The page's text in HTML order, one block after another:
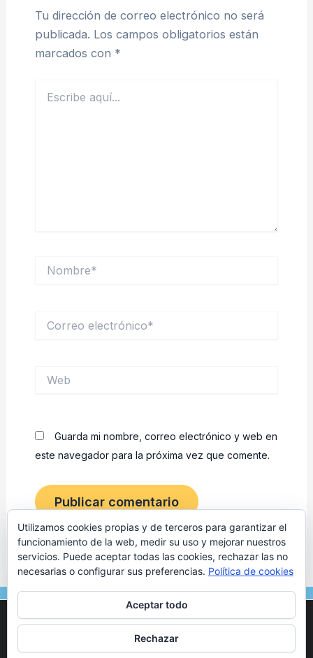
Tu dirección de correo electrónico no será
publicada. Los campos obligatorios están
marcados con *
aquí...
electrónico*
Guarda mi nombre, correo electrónico y web en
este navegador para la próxima vez que comente.
F
a
c
e
I
n
s
t
© 2024 Osteópata en Tarragona | Marc Vives. Todos los
derechos reservados. –Aviso legal–Politica de Privacidad
Utilizamos cookies para ofrecerte la mejor experiencia en
nuestra web.
Puedes aprender más sobre qué cookies utilizamos o
desactivarlas en losajustes.
Utilizamos cookies propias y de terceros para garantizar el
funcionamiento de la web, medir su uso y mejorar nuestros
servicios. Puede aceptar todas las cookies, rechazar las no
necesarias o configurar sus preferencias. Política de cookies
Aceptar todo
Rechazar